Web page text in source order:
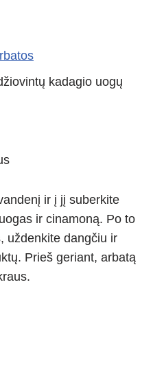
kadagio uogų
ir į jį suberkite
ir cinamoną. Po to
uždenkite dangčiu ir
Prieš geriant, arbatą